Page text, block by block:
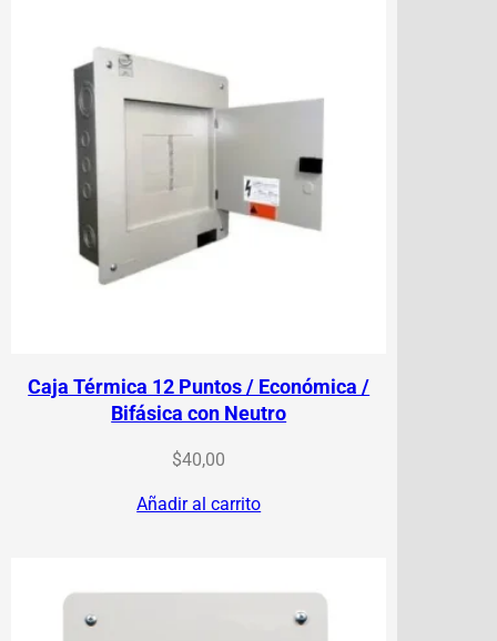
Caja Térmica 12 Puntos / Económica /
Bifásica con Neutro
$40,00
Añadir al carrito